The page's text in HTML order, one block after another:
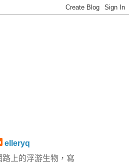
elleryq
路上的浮游生物，寫